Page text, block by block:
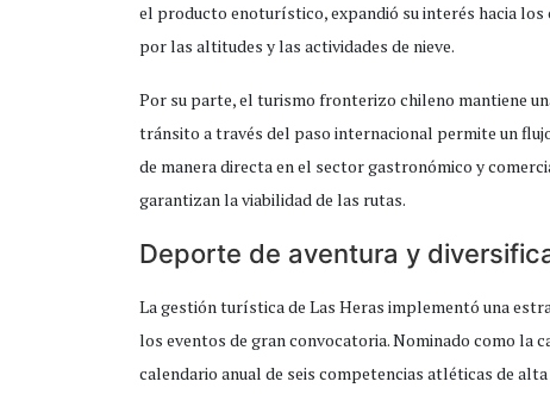
el producto enoturístico, expandió su interés hacia
por las altitudes y las actividades de nieve.
Por su parte, el turismo fronterizo chileno mantiene
tránsito a través del paso internacional permite un
de manera directa en el sector gastronómico y
garantizan la viabilidad de las rutas.
Deporte de aventura y
La gestión turística de Las Heras implementó una
los eventos de gran convocatoria. Nominado como la
calendario anual de seis competencias atléticas de